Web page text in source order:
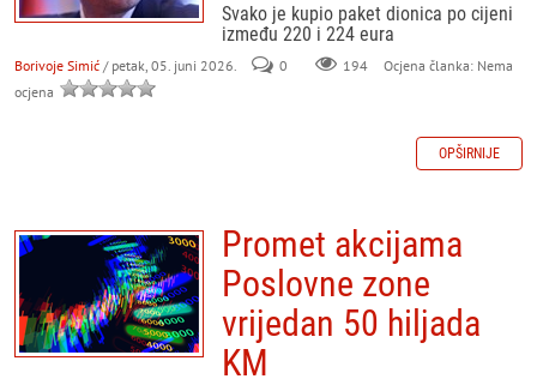
Svako je kupio paket dionica po cijeni
između 220 i 224 eura
Borivoje Simić / petak, 05. juni 2026. 0 194
Ocjena članka: Nema
ocjena
OPŠIRNIJE
Promet akcijama
Poslovne zone
vrijedan 50 hiljada
KM